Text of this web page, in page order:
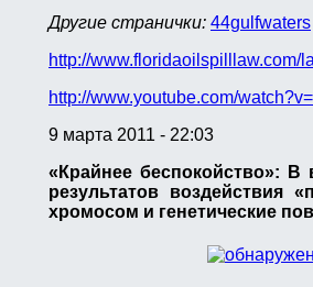
Другие странички: 44gulfwaters
http://www.floridaoilspilllaw.com/
http://www.youtube.com/
9 марта 2011 - 22:03
«Крайнее беспокойство»:
результатов воздействия
хромосом и генетические